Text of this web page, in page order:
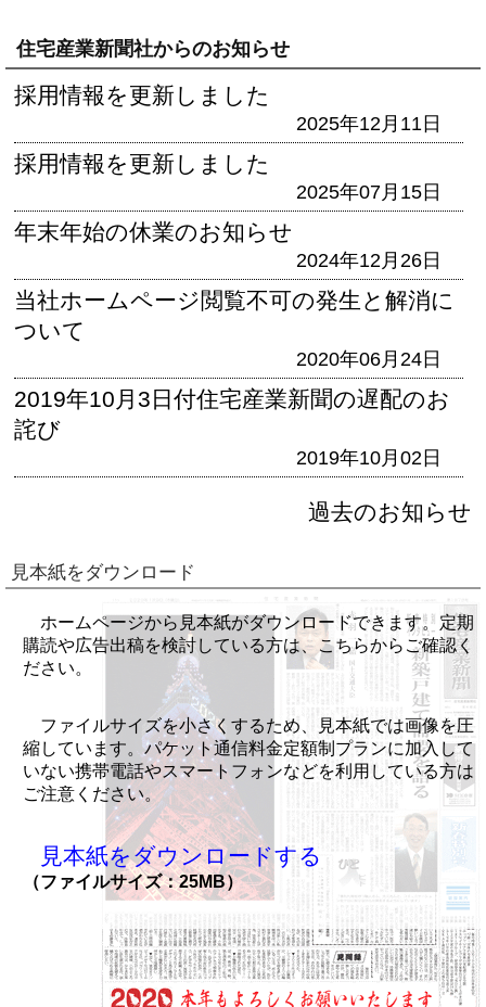
住宅産業新聞社からのお知らせ
採用情報を更新しました
2025年12月11日
採用情報を更新しました
2025年07月15日
年末年始の休業のお知らせ
2024年12月26日
当社ホームページ閲覧不可の発生と解消に
ついて
2020年06月24日
2019年10月3日付住宅産業新聞の遅配のお
詫び
2019年10月02日
過去のお知らせ
見本紙をダウンロード
ホームページから見本紙がダウンロードできます。定期
購読や広告出稿を検討している方は、こちらからご確認く
ださい。
ファイルサイズを小さくするため、見本紙では画像を圧
縮しています。パケット通信料金定額制プランに加入して
いない携帯電話やスマートフォンなどを利用している方は
ご注意ください。
見本紙をダウンロードする
（ファイルサイズ：25MB）